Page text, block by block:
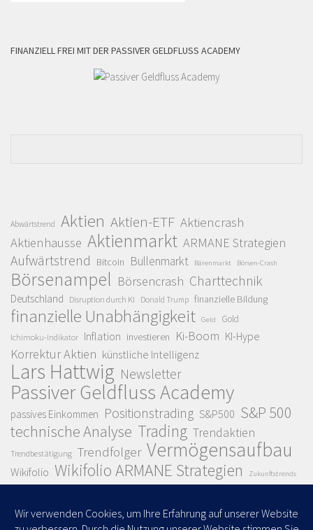
FINANZIELL FREI MIT DER PASSIVER GELDFLUSS ACADEMY
Abwärtstrend Aktien Aktien-ETF Aktiencrash
Aktienhausse Aktienmarkt ARMANE Strategien
Aufwärtstrend Bitcoin Bullenmarkt Bärenmarkt Börsen-Crash
Börsenampel Börsencrash Charttechnik
Deutschland Disruption durch KI Donald Trump finanzielle Bildung
finanzielle Unabhängigkeit Geld Gold
Ichimoku-Indikator Inflation investieren Ki-Boom KI-Hype
Korrektur Aktien künstliche Intelligenz
Lars Hattwig Newsletter
Passiver Geldfluss Academy
passives Einkommen Positionstrading S&P500 S&P 500
technische Analyse Trading Trendaktien
Trendbestätigung Trendfolger Vermögensaufbau
Wikifolio Wikifolio ARMANE Strategien Zukunftstrends